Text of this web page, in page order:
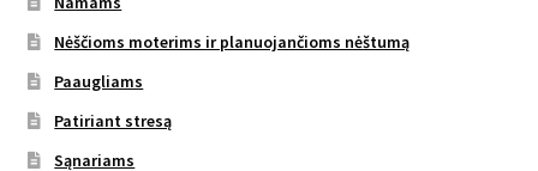
Nėščioms moterims ir planuojančioms nėštumą
Paaugliams
Patiriant stresą
Sąnariams